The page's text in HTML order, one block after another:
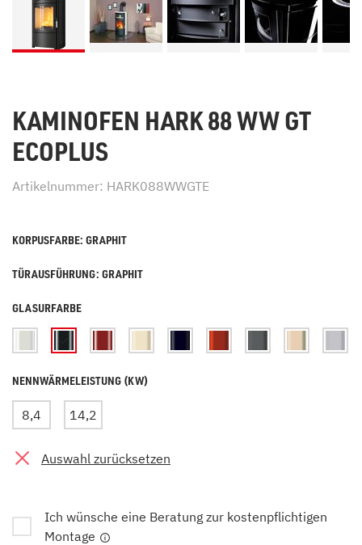
KAMINOFEN HARK 88 WW GT
ECOPLUS
Artikelnummer: HARK088WWGTE
KORPUSFARBE: GRAPHIT
TÜRAUSFÜHRUNG: GRAPHIT
GLASURFARBE
NENNWÄRMELEISTUNG (KW)
8,4 14,2
Auswahl zurücksetzen
Ich wünsche eine Beratung zur kostenpflichtigen
Montage